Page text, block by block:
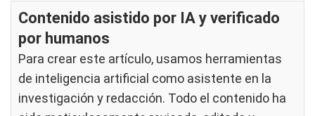
Contenido asistido por IA y verificado
por humanos
Para crear este artículo, usamos herramientas
de inteligencia artificial como asistente en la
investigación y redacción. Todo el contenido ha